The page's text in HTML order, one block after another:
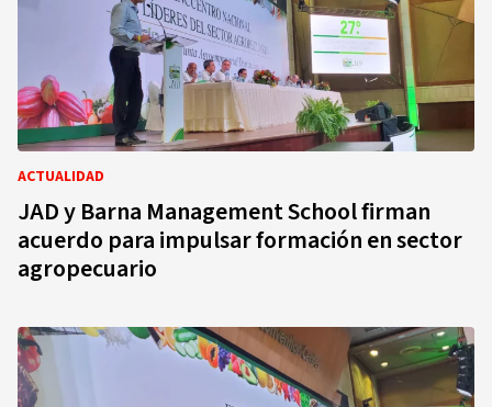
ACTUALIDAD
JAD y Barna Management School firman
acuerdo para impulsar formación en sector
agropecuario